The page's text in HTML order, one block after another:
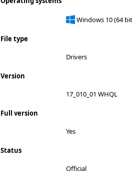
Windows 10 (64
File type
Drivers
Version
17_010_01 WHQL
Full version
Yes
Status
Official